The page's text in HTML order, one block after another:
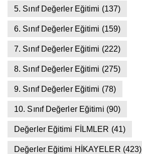
5. Sınıf Değerler Eğitimi (137)
6. Sınıf Değerler Eğitimi (159)
7. Sınıf Değerler Eğitimi (222)
8. Sınıf Değerler Eğitimi (275)
9. Sınıf Değerler Eğitimi (78)
10. Sınıf Değerler Eğitimi (90)
Değerler Eğitimi FİLMLER (41)
Değerler Eğitimi HİKAYELER (423)